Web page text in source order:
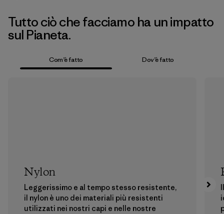
Tutto ciò che facciamo ha un impatto
sul Pianeta.
Com’è fatto Dov’è fatto
Nylon
Leggerissimo e al tempo stesso resistente,
il nylon è uno dei materiali più resistenti
utilizzati nei nostri capi e nelle nostre